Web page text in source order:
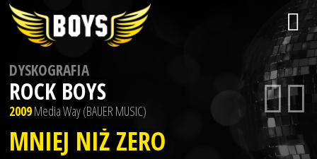
DYSKOGRAFIA
ROCK BOYS
2009Media Way (BAUER MUSIC)
MNIEJ NIŻ ZERO